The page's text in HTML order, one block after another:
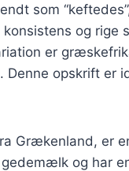
som
og rige
er
Denne opskrift er
Grækenland, er
og har